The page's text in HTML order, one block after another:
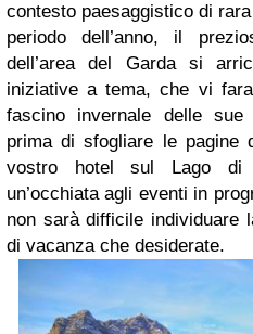
contesto paesaggistico di
periodo dell’anno, il
dell’area del Garda si
iniziative a tema, che vi
fascino invernale delle
prima di sfogliare le pagine
vostro hotel sul Lago di
un’occhiata agli eventi in
non sarà difficile individuare
di vacanza che desiderate.